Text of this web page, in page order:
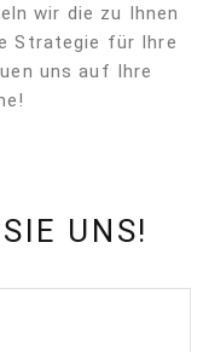
wir die zu Ihnen
Strategie für Ihre
uns auf Ihre
UNS!